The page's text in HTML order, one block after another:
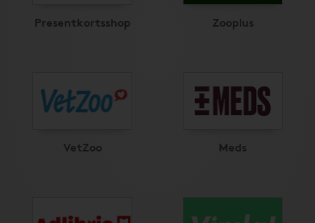
Presentkortsshop Zooplus
VetZoo Meds